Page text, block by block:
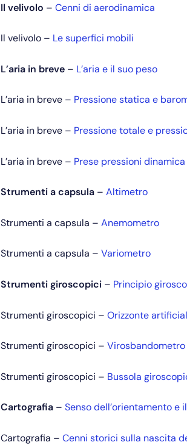
Il velivolo – Cenni di aerodinamica
Il velivolo – Le superfici mobili
L’aria in breve – L’aria e il suo peso
L’aria in breve – Pressione statica e
L’aria in breve – Pressione totale e
L’aria in breve – Prese pressioni
Strumenti a capsula – Altimetro
Strumenti a capsula – Anemometro
Strumenti a capsula – Variometro
Strumenti giroscopici – Principio
Strumenti giroscopici – Orizzonte
Strumenti giroscopici – Virosbandometro
Strumenti giroscopici – Bussola
Cartografia – Senso dell’orientamento
Cartografia – Cenni storici sulla nascita